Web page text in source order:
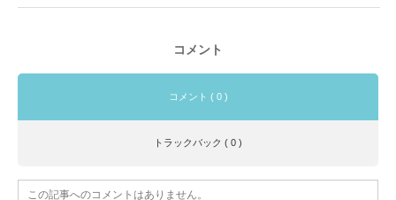
コメント
コメント ( 0 )
トラックバック ( 0 )
この記事へのコメントはありません。